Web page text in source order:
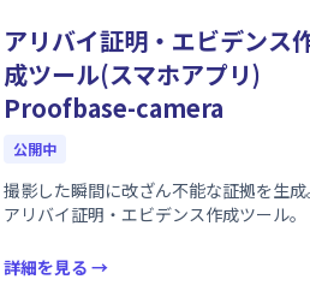
アリバイ証明・エビデンス
成ツール(スマホアプリ)
Proofbase-camera
公開中
撮影した瞬間に改ざん不能な証拠を生成
アリバイ証明・エビデンス作成ツール。
詳細を見る →